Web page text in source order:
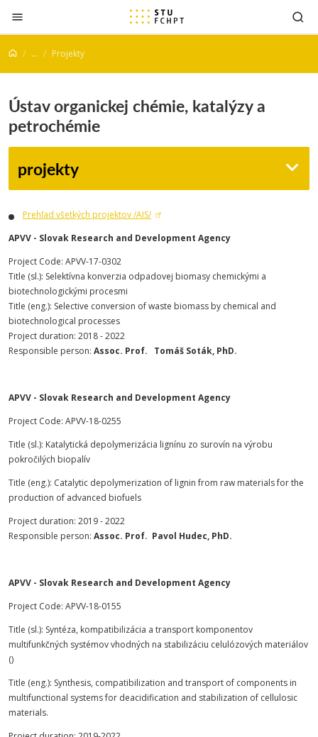
Prejsť na obsah
... Projekty
Ústav organickej chémie, katalýzy a
petrochémie
projekty
Prehľad všetkých projektov /AIS/
APVV - Slovak Research and Development Agency
Project Code: APVV-17-0302
Title (sl.): Selektívna konverzia odpadovej biomasy chemickými a
biotechnologickými procesmi
Title (eng.): Selective conversion of waste biomass by chemical and
biotechnological processes
Project duration: 2018 - 2022
Responsible person: Assoc. Prof. Tomáš Soták, PhD.
APVV - Slovak Research and Development Agency
Project Code: APVV-18-0255
Title (sl.): Katalytická depolymerizácia lignínu zo surovín na výrobu
pokročilých biopalív
Title (eng.): Catalytic depolymerization of lignin from raw materials for the
production of advanced biofuels
Project duration: 2019 - 2022
Responsible person: Assoc. Prof. Pavol Hudec, PhD.
APVV - Slovak Research and Development Agency
Project Code: APVV-18-0155
Title (sl.): Syntéza, kompatibilizácia a transport komponentov
multifunkčných systémov vhodných na stabilizáciu celulózových materiálov
()
Title (eng.): Synthesis, compatibilization and transport of components in
multifunctional systems for deacidification and stabilization of cellulosic
materials.